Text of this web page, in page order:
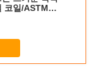
코일/ASTM